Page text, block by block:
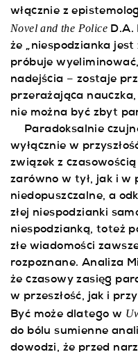
włącznie z
Novel and the Police D.A.
że „niespodzianka
próbuje
nadejścia – zostaje
przerażająca
nie można być zbyt
Paradoksalnie
wyłącznie w
związek z
zarówno w tył, jak i w
niedopuszczalne, a
złej niespodzianki
niespodzianką, toteż
złe wiadomości
rozpoznane. Analiza
że czasowy zasięg
w przeszłość, jak i
Być może dlatego w
do bólu sumienne
dowodzi, że przed